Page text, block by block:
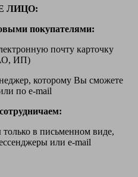
ЛИЦО:
покупателями:
почту карточку
ИП)
которому Вы сможете
по e-mail
в письменном виде,
или e-mail